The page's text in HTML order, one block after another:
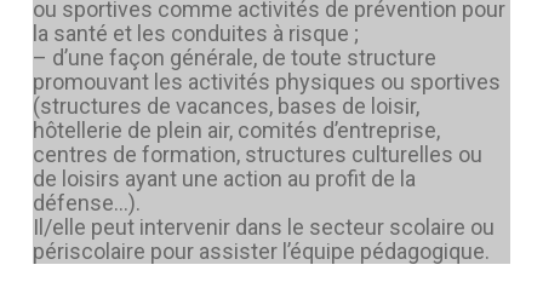
ou sportives comme activités de prévention pour
la santé et les conduites à risque ;
– d’une façon générale, de toute structure
promouvant les activités physiques ou sportives
(structures de vacances, bases de loisir,
hôtellerie de plein air, comités d’entreprise,
centres de formation, structures culturelles ou
de loisirs ayant une action au profit de la
défense…).
Il/elle peut intervenir dans le secteur scolaire ou
périscolaire pour assister l’équipe pédagogique.